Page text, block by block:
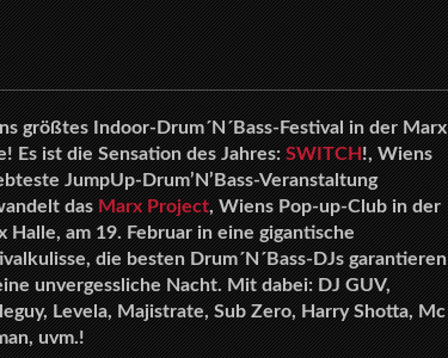
größtes Indoor-Drum´N´Bass-Festival in der Marx
Es ist die Sensation des Jahres:SWITCH!, Wiens
JumpUp-Drum’N’Bass-Veranstaltung
dasMarx Project, Wiens Pop-up-Club in der
Halle, am 19. Februar in eine gigantische
die besten Drum´N´Bass-DJs garantieren
unvergessliche Nacht. Mit dabei: DJ GUV,
Levela, Majistrate, Sub Zero, Harry Shotta, Mc
uvm.!